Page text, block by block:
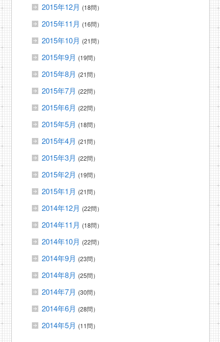
2015年12月 (18問）
2015年11月 (16問）
2015年10月 (21問）
2015年9月 (19問）
2015年8月 (21問）
2015年7月 (22問）
2015年6月 (22問）
2015年5月 (18問）
2015年4月 (21問）
2015年3月 (22問）
2015年2月 (19問）
2015年1月 (21問）
2014年12月 (22問）
2014年11月 (18問）
2014年10月 (22問）
2014年9月 (23問）
2014年8月 (25問）
2014年7月 (30問）
2014年6月 (28問）
2014年5月 (11問）